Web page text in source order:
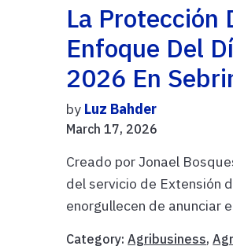
La Protección
Enfoque Del
2026 En
by Luz Bahder
March 17, 2026
Creado por Jonael
del servicio de Extensión
enorgullecen de anunciar
Category:Agribusiness,